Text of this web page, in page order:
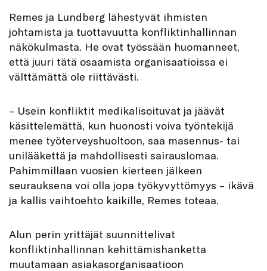
Remes ja Lundberg lähestyvät ihmisten
johtamista ja tuottavuutta konfliktinhallinnan
näkökulmasta. He ovat työssään huomanneet,
että juuri tätä osaamista organisaatioissa ei
välttämättä ole riittävästi.
– Usein konfliktit medikalisoituvat ja jäävät
käsittelemättä, kun huonosti voiva työntekijä
menee työterveyshuoltoon, saa masennus- tai
unilääkettä ja mahdollisesti sairauslomaa.
Pahimmillaan vuosien kierteen jälkeen
seurauksena voi olla jopa työkyvyttömyys – ikävä
ja kallis vaihtoehto kaikille, Remes toteaa.
Alun perin yrittäjät suunnittelivat
konfliktinhallinnan kehittämishanketta
muutamaan asiakasorganisaatioon